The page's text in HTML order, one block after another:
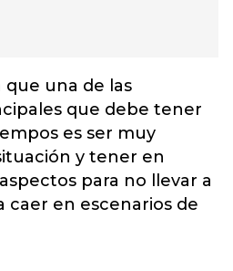
que una de las
que debe tener
es ser muy
y tener en
para no llevar a
caer en escenarios de